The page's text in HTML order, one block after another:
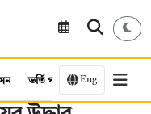
ভর্তি পরীক্ষা কর্মসংস্থান
Eng